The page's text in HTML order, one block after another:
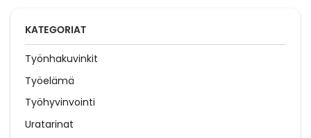
KATEGORIAT
Työnhakuvinkit
Työelämä
Työhyvinvointi
Uratarinat